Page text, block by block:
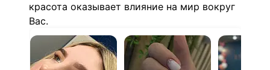
красота оказывает влияние на мир вокруг
Вас.